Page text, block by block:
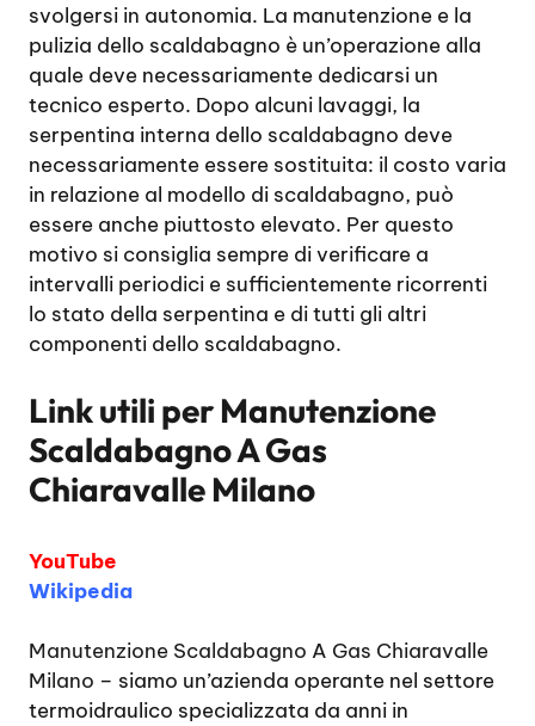
svolgersi in autonomia. La manutenzione e la
pulizia dello scaldabagno è un’operazione alla
quale deve necessariamente dedicarsi un
tecnico esperto. Dopo alcuni lavaggi, la
serpentina interna dello scaldabagno deve
necessariamente essere sostituita: il costo varia
in relazione al modello di scaldabagno, può
essere anche piuttosto elevato. Per questo
motivo si consiglia sempre di verificare a
intervalli periodici e sufficientemente ricorrenti
lo stato della serpentina e di tutti gli altri
componenti dello scaldabagno.
Link utili perManutenzione
Scaldabagno A Gas
Chiaravalle Milano
YouTube
Wikipedia
Manutenzione Scaldabagno A Gas Chiaravalle
Milano – siamo un’azienda operante nel settore
termoidraulico specializzata da anni in